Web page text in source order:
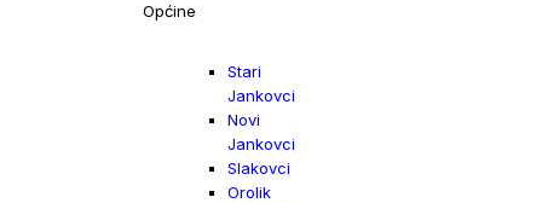
Općine
Stari
Jankovci
Novi
Jankovci
Slakovci
Orolik